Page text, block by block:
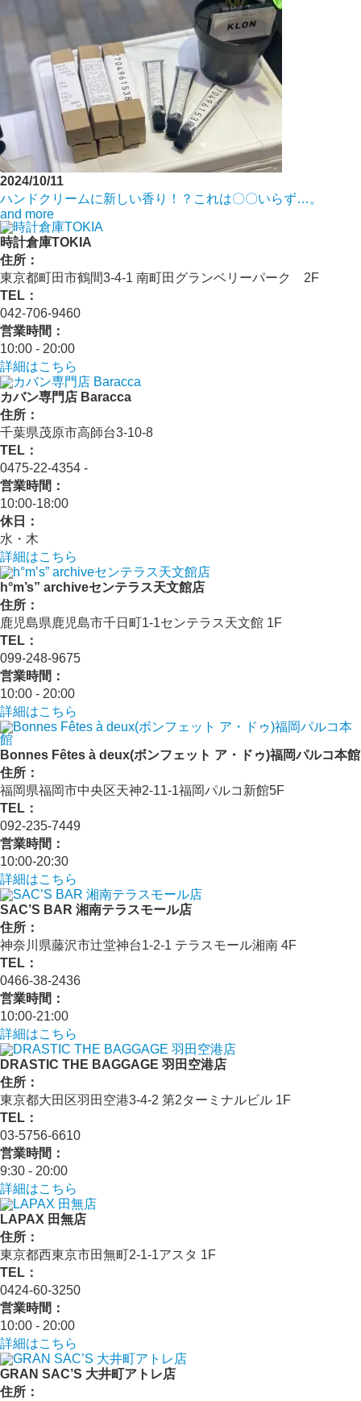
2024/10/11
ハンドクリームに新しい香り！？これは〇〇いらず…。
and more
時計倉庫TOKIA
住所：
東京都町田市鶴間3-4-1 南町田グランベリーパーク 2F
TEL：
042-706-9460
営業時間：
10:00 - 20:00
詳細はこちら
カバン専門店 Baracca
住所：
千葉県茂原市高師台3-10-8
TEL：
0475-22-4354 ‐
営業時間：
10:00‐18:00
休日：
水・木
詳細はこちら
h°m’s” archiveセンテラス天文館店
住所：
鹿児島県鹿児島市千日町1-1センテラス天文館 1F
TEL：
099-248-9675
営業時間：
10:00 ‐ 20:00
詳細はこちら
Bonnes Fêtes à deux(ボンフェット ア・ドゥ)福岡パルコ本館
住所：
福岡県福岡市中央区天神2-11-1福岡パルコ新館5F
TEL：
092-235-7449
営業時間：
10:00-20:30
詳細はこちら
SAC’S BAR 湘南テラスモール店
住所：
神奈川県藤沢市辻堂神台1-2-1 テラスモール湘南 4F
TEL：
0466-38-2436
営業時間：
10:00-21:00
詳細はこちら
DRASTIC THE BAGGAGE 羽田空港店
住所：
東京都大田区羽田空港3-4-2 第2ターミナルビル 1F
TEL：
03-5756-6610
営業時間：
9:30 - 20:00
詳細はこちら
LAPAX 田無店
住所：
東京都西東京市田無町2-1-1アスタ 1F
TEL：
0424-60-3250
営業時間：
10:00 - 20:00
詳細はこちら
GRAN SAC’S 大井町アトレ店
住所：